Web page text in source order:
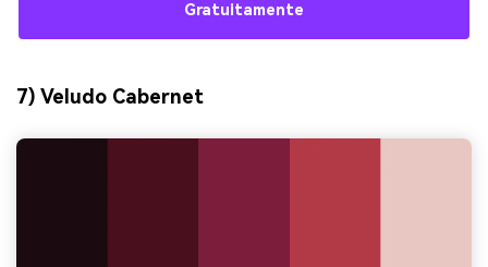
Gratuitamente
7) Veludo Cabernet